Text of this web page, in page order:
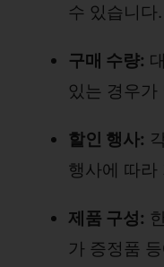
수 있습니다.
구매 수량:
있는 경우가
할인 행사:
행사에 따라
제품 구성:
가 증정품